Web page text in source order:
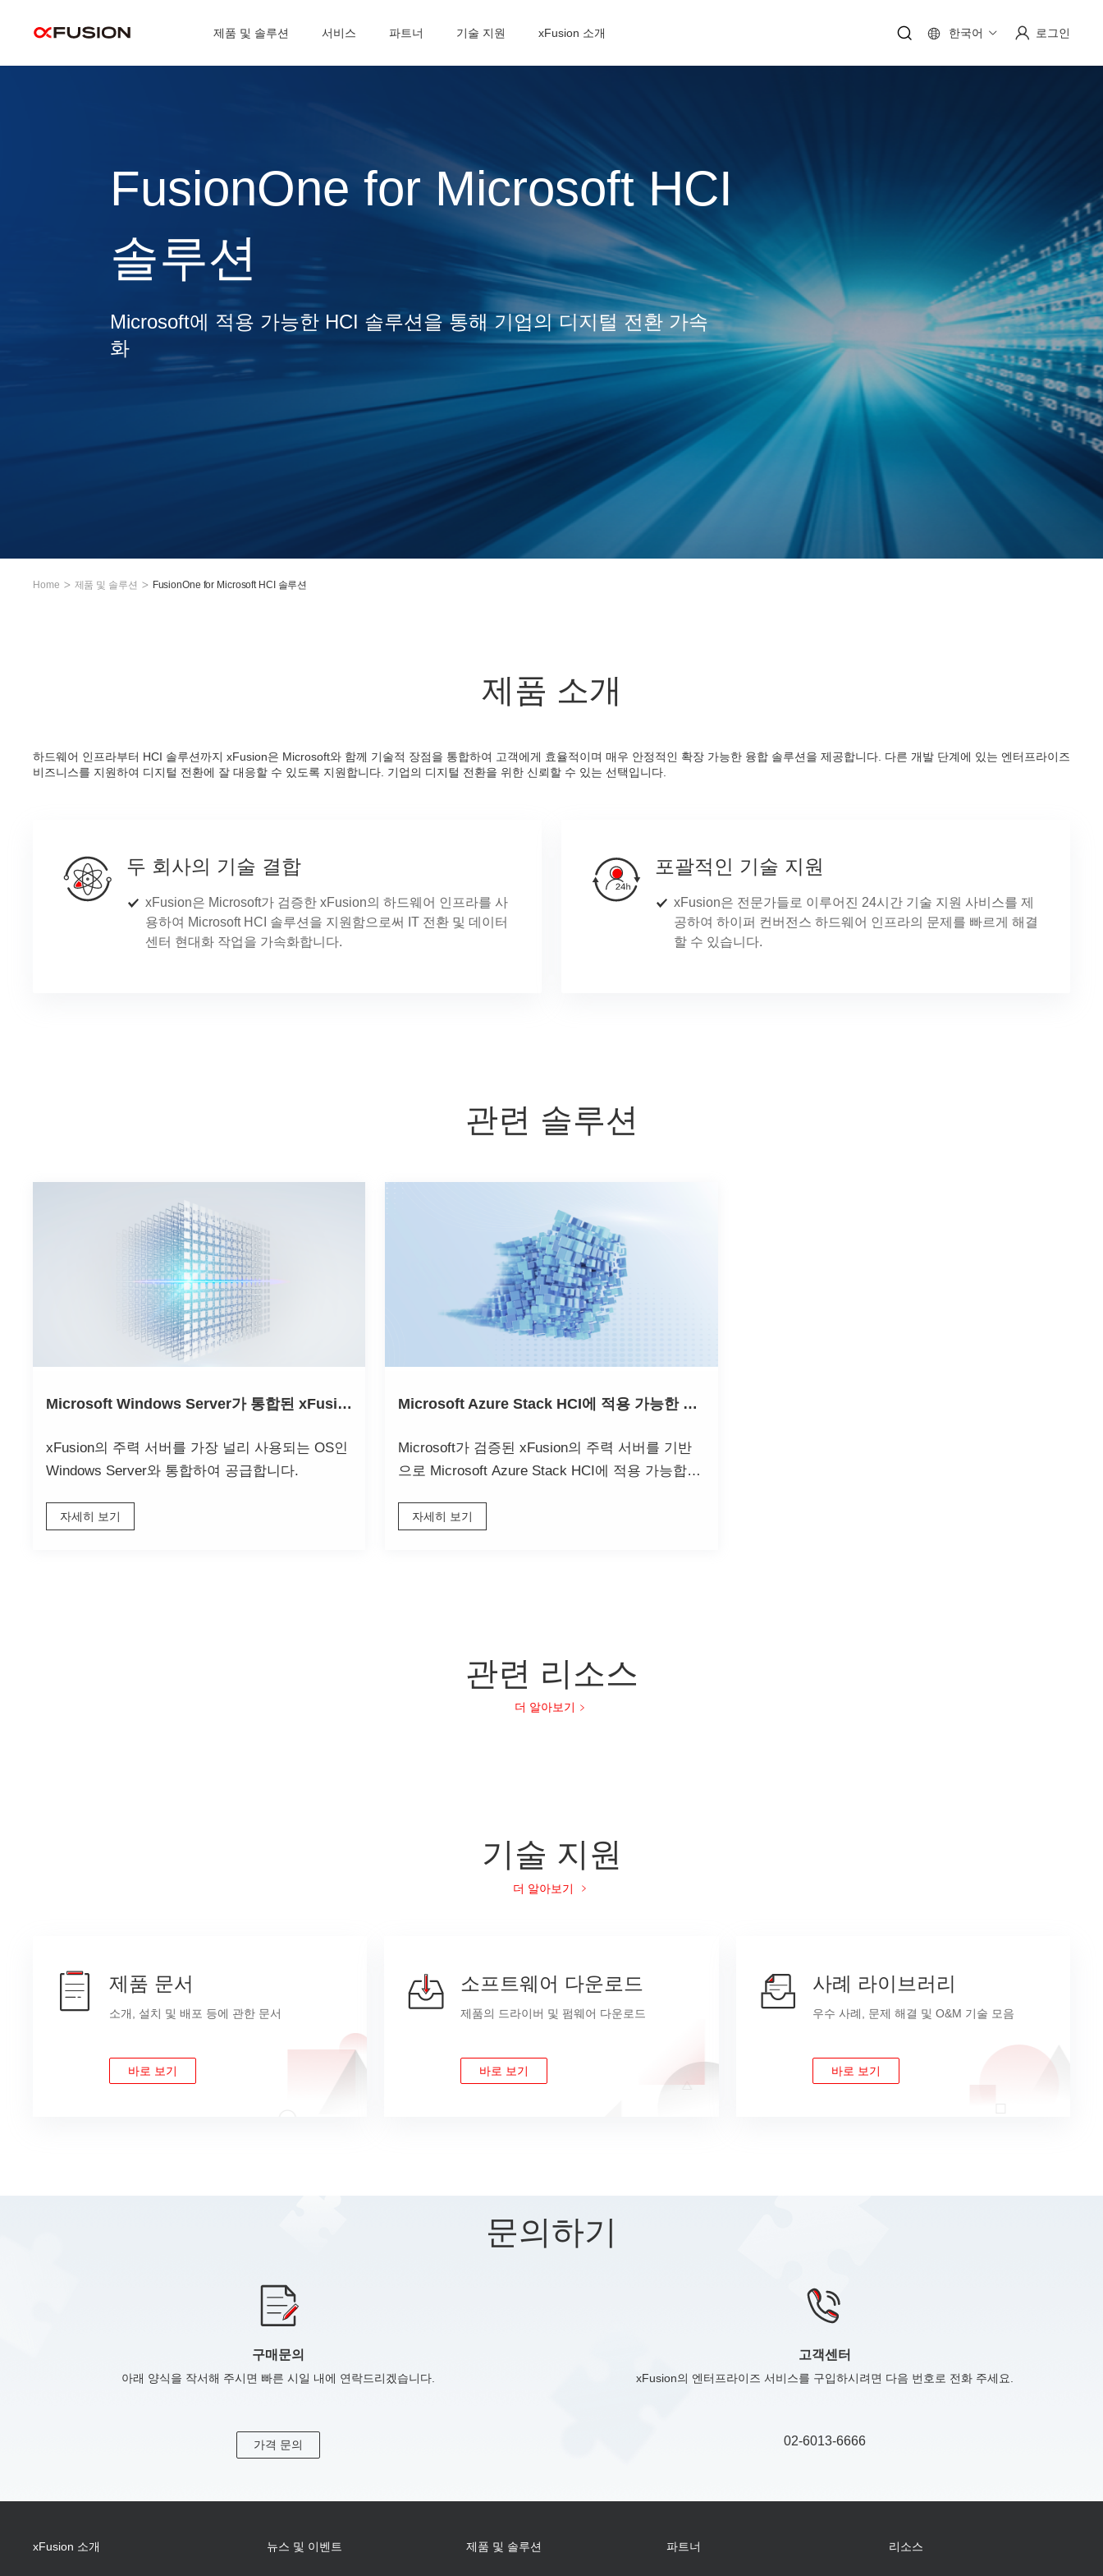
제품 및 솔루션 서비스 파트너 기술 지원 xFusion 소개 한국어 로그인
FusionOne for Microsoft HCI
솔루션
Microsoft에 적용 가능한 HCI 솔루션을 통해 기업의 디지털 전환 가속
화
Home 제품 및 솔루션 FusionOne for Microsoft HCI 솔루션
제품 소개
하드웨어 인프라부터 HCI 솔루션까지 xFusion은 Microsoft와 함께 기술적 장점을 통합하여 고객에게 효율적이며 매우 안정적인 확장 가능한 융합 솔루션을 제공합니다. 다른 개발 단계에 있는 엔터프라이즈
비즈니스를 지원하여 디지털 전환에 잘 대응할 수 있도록 지원합니다. 기업의 디지털 전환을 위한 신뢰할 수 있는 선택입니다.
두 회사의 기술 결합
xFusion은 Microsoft가 검증한 xFusion의 하드웨어 인프라를 사
용하여 Microsoft HCI 솔루션을 지원함으로써 IT 전환 및 데이터
센터 현대화 작업을 가속화합니다.
포괄적인 기술 지원
xFusion은 전문가들로 이루어진 24시간 기술 지원 사비스를 제
공하여 하이퍼 컨버전스 하드웨어 인프라의 문제를 빠르게 해결
할 수 있습니다.
관련 솔루션
Microsoft Windows Server가 통합된 xFusion 솔루션
xFusion의 주력 서버를 가장 널리 사용되는 OS인
Windows Server와 통합하여 공급합니다.
자세히 보기
Microsoft Azure Stack HCI에 적용 가능한 xFusion 솔루션
Microsoft가 검증된 xFusion의 주력 서버를 기반
으로 Microsoft Azure Stack HCI에 적용 가능합니
자세히 보기
관련 리소스
더 알아보기
기술 지원
더 알아보기
제품 문서
소개, 설치 및 배포 등에 관한 문서
바로 보기
소프트웨어 다운로드
제품의 드라이버 및 펌웨어 다운로드
바로 보기
사례 라이브러리
우수 사례, 문제 해결 및 O&M 기술 모음
바로 보기
문의하기
구매문의
아래 양식을 작서해 주시면 빠른 시일 내에 연락드리겠습니다.
가격 문의
고객센터
xFusion의 엔터프라이즈 서비스를 구입하시려면 다음 번호로 전화 주세요.
02-6013-6666
xFusion 소개 뉴스 및 이벤트 제품 및 솔루션 파트너 리소스